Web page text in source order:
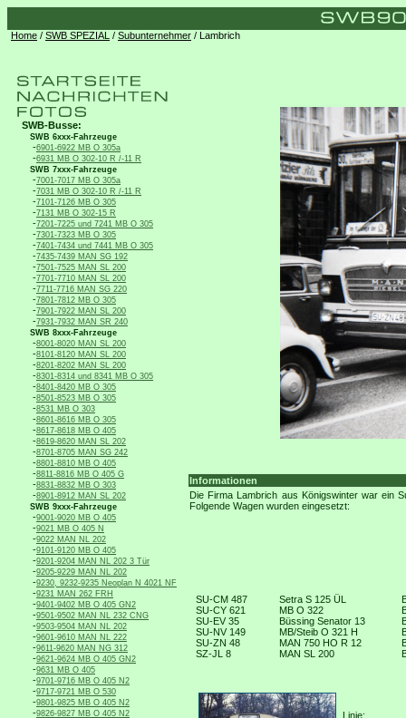
Home / SWB SPEZIAL / Subunternehmer / Lambrich
SWB-Busse:
SWB 6xxx-Fahrzeuge
-6901-6922 MB O 305a
-6931 MB O 302-10 R /-11 R
SWB 7xxx-Fahrzeuge
-7001-7017 MB O 305a
-7031 MB O 302-10 R /-11 R
-7101-7126 MB O 305
-7131 MB O 302-15 R
-7201-7225 und 7241 MB O 305
-7301-7323 MB O 305
-7401-7434 und 7441 MB O 305
-7435-7439 MAN SG 192
-7501-7525 MAN SL 200
-7701-7710 MAN SL 200
-7711-7716 MAN SG 220
-7801-7812 MB O 305
-7901-7922 MAN SL 200
-7931-7932 MAN SR 240
SWB 8xxx-Fahrzeuge
-8001-8020 MAN SL 200
-8101-8120 MAN SL 200
-8201-8202 MAN SL 200
-8301-8314 und 8341 MB O 305
-8401-8420 MB O 305
-8501-8523 MB O 305
-8531 MB O 303
-8601-8616 MB O 305
-8617-8618 MB O 405
-8619-8620 MAN SL 202
-8701-8705 MAN SG 242
-8801-8810 MB O 405
-8811-8816 MB O 405 G
-8831-8832 MB O 303
-8901-8912 MAN SL 202
SWB 9xxx-Fahrzeuge
-9001-9020 MB O 405
-9021 MB O 405 N
-9022 MAN NL 202
-9101-9120 MB O 405
-9201-9204 MAN NL 202 3 Tür
-9205-9229 MAN NL 202
-9230, 9232-9235 Neoplan N 4021 NF
-9231 MAN 262 FRH
-9401-9402 MB O 405 GN2
-9501-9502 MAN NL 232 CNG
-9503-9504 MAN NL 202
-9601-9610 MAN NL 222
-9611-9620 MAN NG 312
-9621-9624 MB O 405 GN2
-9631 MB O 405
-9701-9716 MB O 405 N2
-9717-9721 MB O 530
-9801-9825 MB O 405 N2
-9826-9827 MB O 405 N2
Informationen
Die Firma Lambrich aus Königswinter war ein
Folgende Wagen wurden eingesetzt:
SU-CM 487
SU-CY 621
SU-EV 35
SU-NV 149
SU-ZN 48
SZ-JL 8
Setra S 125 ÜL
MB O 322
Büssing Senator 13
MB/Steib O 321 H
MAN 750 HO R 12
MAN SL 200
Linie: